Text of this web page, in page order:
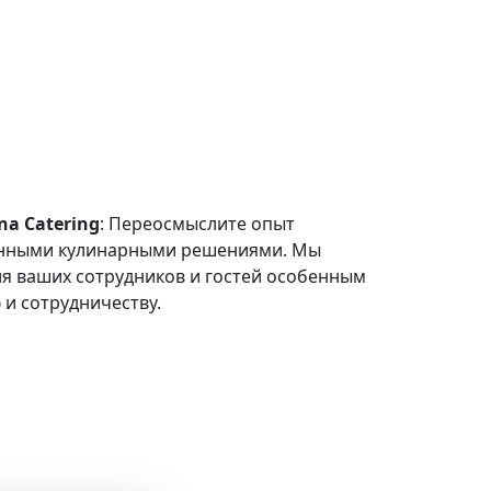
Catering: Переосмыслите опыт
кулинарными решениями. Мы
ваших сотрудников и гостей особенным
сотрудничеству.